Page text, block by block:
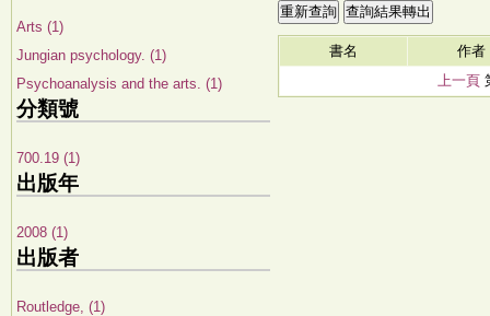
Arts (1)
Jungian psychology. (1)
Psychoanalysis and the arts. (1)
分類號
700.19 (1)
出版年
2008 (1)
出版者
Routledge, (1)
書名
作者
上一頁